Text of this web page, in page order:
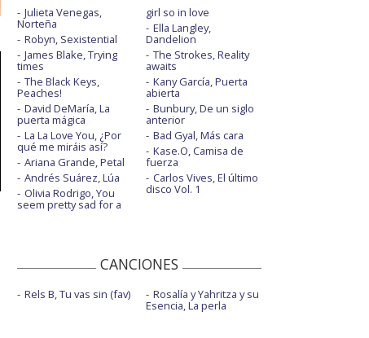
Julieta Venegas,
Norteña
Robyn, Sexistential
James Blake, Trying
times
The Black Keys,
Peaches!
David DeMaría, La
puerta mágica
La La Love You, ¿Por
qué me miráis así?
Ariana Grande, Petal
Andrés Suárez, Lúa
Olivia Rodrigo, You
seem pretty sad for a
girl so in love
Ella Langley,
Dandelion
The Strokes, Reality
awaits
Kany García, Puerta
abierta
Bunbury, De un siglo
anterior
Bad Gyal, Más cara
Kase.O, Camisa de
fuerza
Carlos Vives, El último
disco Vol. 1
CANCIONES
Rels B, Tu vas sin (fav) Rosalía y Yahritza y su
Esencia, La perla